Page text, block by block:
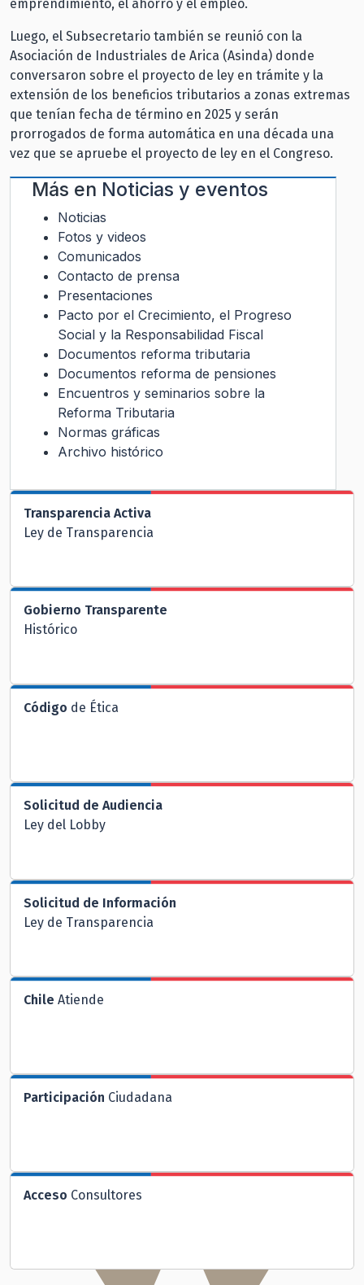
emprendimiento, el ahorro y el empleo.
Luego, el Subsecretario también se reunió con la
Asociación de Industriales de Arica (Asinda) donde
conversaron sobre el proyecto de ley en trámite y la
extensión de los beneficios tributarios a zonas extremas
que tenían fecha de término en 2025 y serán
prorrogados de forma automática en una década una
vez que se apruebe el proyecto de ley en el Congreso.
Más en Noticias y eventos
Noticias
Fotos y videos
Comunicados
Contacto de prensa
Presentaciones
Pacto por el Crecimiento, el Progreso
Social y la Responsabilidad Fiscal
Documentos reforma tributaria
Documentos reforma de pensiones
Encuentros y seminarios sobre la
Reforma Tributaria
Normas gráficas
Archivo histórico
Transparencia Activa
Ley de Transparencia
Gobierno Transparente
Histórico
Código de Ética
Solicitud de Audiencia
Ley del Lobby
Solicitud de Información
Ley de Transparencia
Chile Atiende
Participación Ciudadana
Acceso Consultores